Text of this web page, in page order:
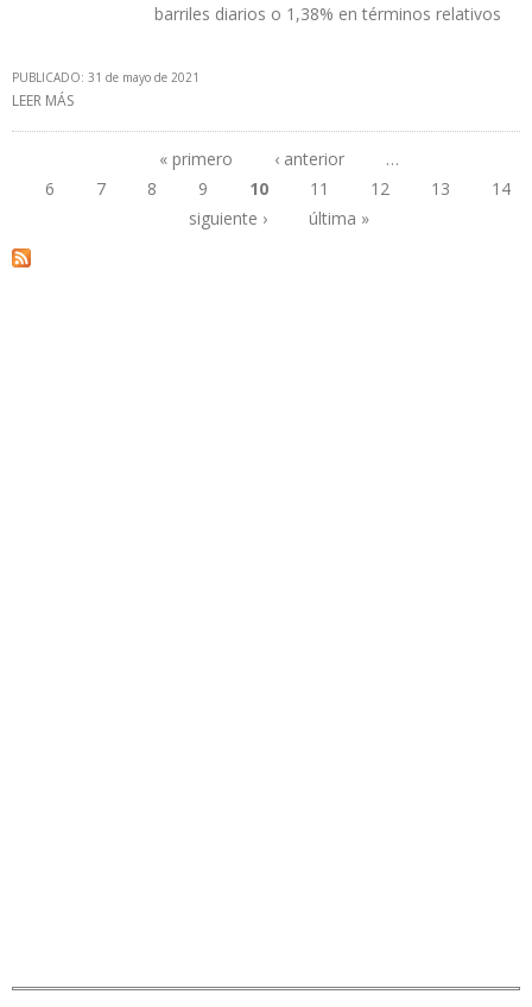
barriles diarios o 1,38% en términos relativos
PUBLICADO: 31 de mayo de 2021
LEER MÁS
Páginas
« primero ‹ anterior
…
6
7 8 9 10 11 12 13
14
siguiente ›
última »